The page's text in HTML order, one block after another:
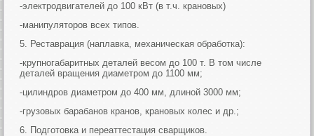
-электродвигателей до 100 кВт (в т.ч. крановых)
-манипуляторов всех типов.
5. Реставрация (наплавка, механическая обработка):
-крупногабаритных деталей весом до 100 т. В том числе
деталей вращения диаметром до 1100 мм;
-цилиндров диаметром до 400 мм, длиной 3000 мм;
-грузовых барабанов кранов, крановых колес и др.;
6. Подготовка и переаттестация сварщиков.